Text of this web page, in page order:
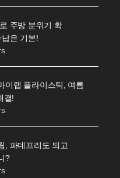
주방 분위기 확
은 기본!
이랩 플라이스틱, 여름
결!
, 파데프리도 되고
?